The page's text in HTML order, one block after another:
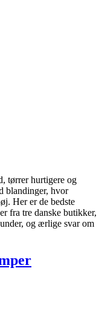
tørrer hurtigere og
blandinger, hvor
Her er de bedste
fra tre danske butikker,
og ærlige svar om